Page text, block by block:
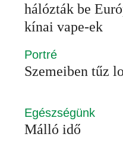
hálózták be
kínai vape-ek
Portré
Szemeiben tűz
Egészségünk
Málló idő